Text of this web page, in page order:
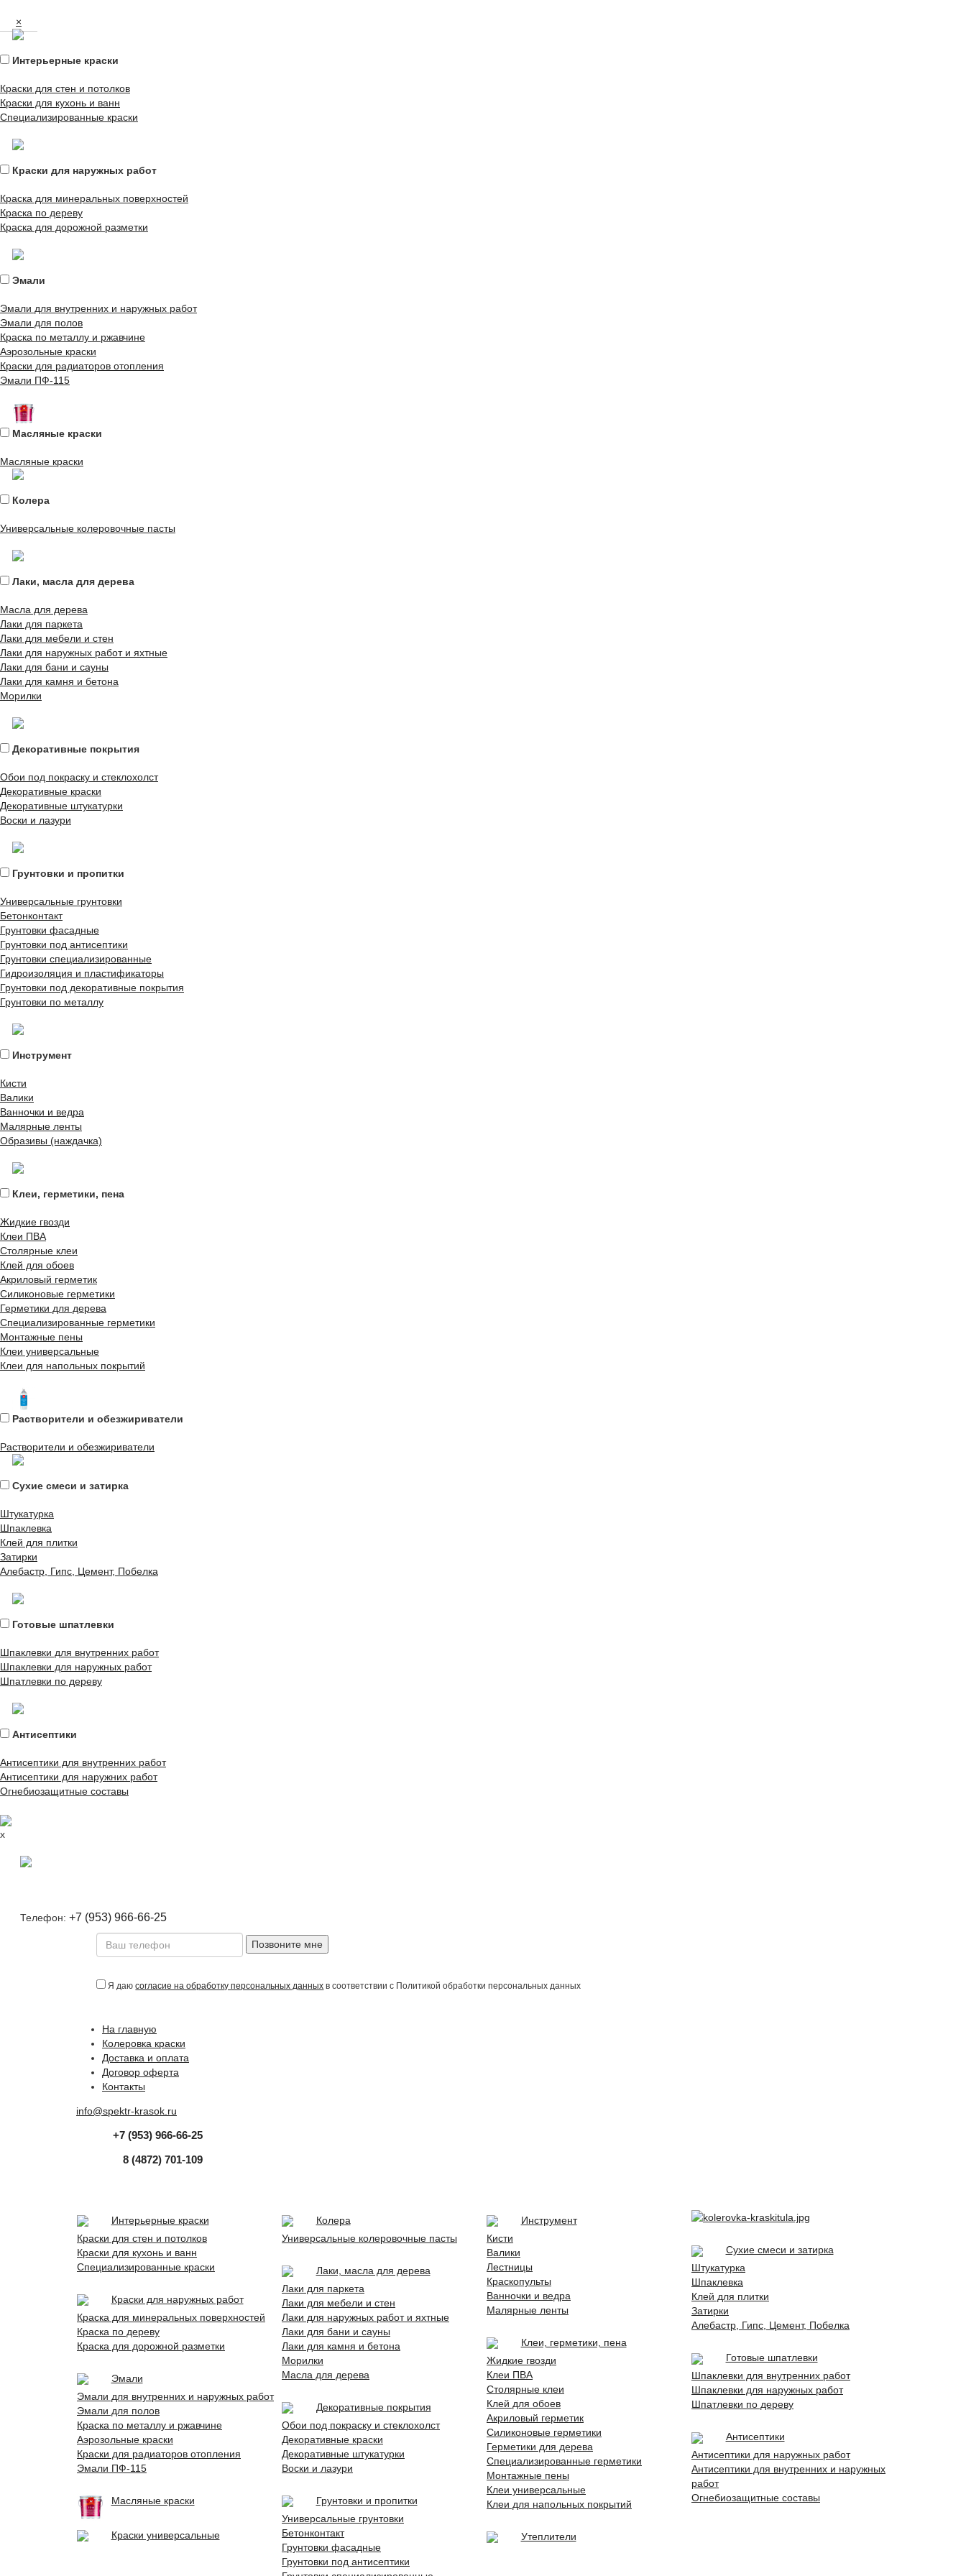
×
Интерьерные краски
Краски для стен и потолков
Краски для кухонь и ванн
Специализированные краски
Краски для наружных работ
Краска для минеральных поверхностей
Краска по дереву
Краска для дорожной разметки
Эмали
Эмали для внутренних и наружных работ
Эмали для полов
Краска по металлу и ржавчине
Аэрозольные краски
Краски для радиаторов отопления
Эмали ПФ-115
Масляные краски
Масляные краски
Колера
Универсальные колеровочные пасты
Лаки, масла для дерева
Масла для дерева
Лаки для паркета
Лаки для мебели и стен
Лаки для наружных работ и яхтные
Лаки для бани и сауны
Лаки для камня и бетона
Морилки
Декоративные покрытия
Обои под покраску и стеклохолст
Декоративные краски
Декоративные штукатурки
Воски и лазури
Грунтовки и пропитки
Универсальные грунтовки
Бетонконтакт
Грунтовки фасадные
Грунтовки под антисептики
Грунтовки специализированные
Гидроизоляция и пластификаторы
Грунтовки под декоративные покрытия
Грунтовки по металлу
Инструмент
Кисти
Валики
Ванночки и ведра
Малярные ленты
Образивы (наждачка)
Клеи, герметики, пена
Жидкие гвозди
Клеи ПВА
Столярные клеи
Клей для обоев
Акриловый герметик
Силиконовые герметики
Герметики для дерева
Специализированные герметики
Монтажные пены
Клеи универсальные
Клеи для напольных покрытий
Растворители и обезжириватели
Растворители и обезжириватели
Сухие смеси и затирка
Штукатурка
Шпаклевка
Клей для плитки
Затирки
Алебастр, Гипс, Цемент, Побелка
Готовые шпатлевки
Шпаклевки для внутренних работ
Шпаклевки для наружных работ
Шпатлевки по дереву
Антисептики
Антисептики для внутренних работ
Антисептики для наружних работ
Огнебиозащитные составы
x
Телефон: +7 (953) 966-66-25
Позвоните мне
Я даюсогласие на обработку персональных данных в соответствии с Политикой обработки персональных данных
На главную
Колеровка краски
Доставка и оплата
Договор оферта
Контакты
info@spektr-krasok.ru
+7 (953) 966-66-25
8 (4872) 701-109
Интерьерные краски
Краски для стен и потолков
Краски для кухонь и ванн
Специализированные краски
Краски для наружных работ
Краска для минеральных поверхностей
Краска по дереву
Краска для дорожной разметки
Эмали
Эмали для внутренних и наружных работ
Эмали для полов
Краска по металлу и ржавчине
Аэрозольные краски
Краски для радиаторов отопления
Эмали ПФ-115
Масляные краски
Краски универсальные
Колера
Универсальные колеровочные пасты
Лаки, масла для дерева
Лаки для паркета
Лаки для мебели и стен
Лаки для наружных работ и яхтные
Лаки для бани и сауны
Лаки для камня и бетона
Морилки
Масла для дерева
Декоративные покрытия
Обои под покраску и стеклохолст
Декоративные краски
Декоративные штукатурки
Воски и лазури
Грунтовки и пропитки
Универсальные грунтовки
Бетонконтакт
Грунтовки фасадные
Грунтовки под антисептики
Инструмент
Кисти
Валики
Лестницы
Краскопульты
Ванночки и ведра
Малярные ленты
Клеи, герметики, пена
Жидкие гвозди
Клеи ПВА
Столярные клеи
Клей для обоев
Акриловый герметик
Силиконовые герметики
Герметики для дерева
Специализированные герметики
Монтажные пены
Клеи универсальные
Клеи для напольных покрытий
Утеплители
Сухие смеси и затирка
Штукатурка
Шпаклевка
Клей для плитки
Затирки
Алебастр, Гипс, Цемент, Побелка
Готовые шпатлевки
Шпаклевки для внутренних работ
Шпаклевки для наружных работ
Шпатлевки по дереву
Антисептики
Антисептики для наружных работ
Антисептики для внутренних и наружных
работ
Огнебиозащитные составы